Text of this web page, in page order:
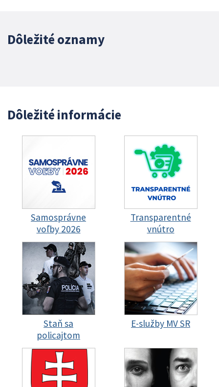
Dôležité oznamy
Dôležité informácie
Samosprávne
voľby 2026
Transparentné
vnútro
Staň sa
policajtom
E-služby MV SR